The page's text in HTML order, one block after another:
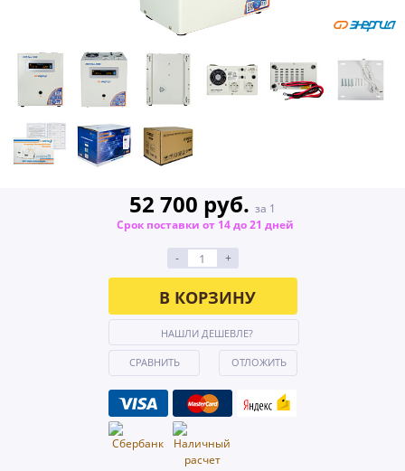
52 700 руб. за 1
Срок поставки от 14 до 21 дней
- +
В КОРЗИНУ
НАШЛИ ДЕШЕВЛЕ?
СРАВНИТЬ ОТЛОЖИТЬ